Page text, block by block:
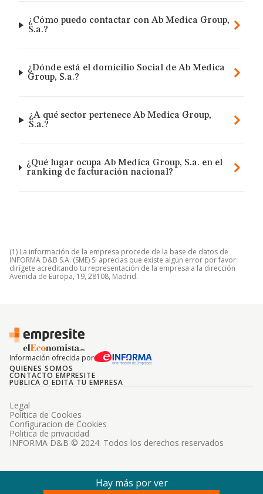
¿Cómo puedo contactar con Ab Medica Group,
S.a.?
¿Dónde está el domicilio Social de Ab Medica
Group, S.a.?
¿A qué sector pertenece Ab Medica Group,
S.a.?
¿Qué lugar ocupa Ab Medica Group, S.a. en el
ranking de facturación nacional?
(1) La información de la empresa procede de la base de datos de
INFORMA D&B S.A. (SME) Si aprecias que existe algún error por favor
dirígete acreditando tu representación de la empresa a la dirección
Avenida de Europa, 19, 28108, Madrid.
Información ofrecida por
QUIENES SOMOS
CONTACTO EMPRESITE
PUBLICA O EDITA TU EMPRESA
INFORMA D&B © 2024. Todos los derechos reservados
Legal
Politica de Cookies
Configuracion de Cookies
Politica de privacidad
Hay más por ver